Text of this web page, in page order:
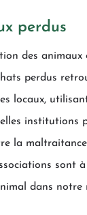
perdus
des animaux
perdus
locaux,
institutions
la
sont
dans notre